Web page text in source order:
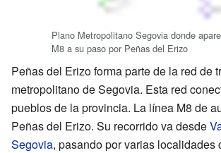
Plano Metropolitano Segovia donde
M8 a su paso por Peñas del Erizo
Peñas del Erizo forma parte de la red de
metropolitano de Segovia. Esta red
pueblos de la provincia. La línea M8 de
Peñas del Erizo. Su recorrido va desde
Segovia, pasando por varias localidades